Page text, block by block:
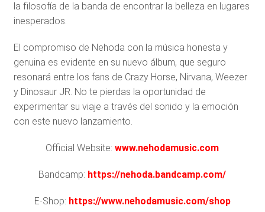
la filosofía de la banda de encontrar la belleza en lugares
inesperados.
El compromiso de Nehoda con la música honesta y
genuina es evidente en su nuevo álbum, que seguro
resonará entre los fans de Crazy Horse, Nirvana, Weezer
y Dinosaur JR. No te pierdas la oportunidad de
experimentar su viaje a través del sonido y la emoción
con este nuevo lanzamiento.
Official Website: www.nehodamusic.com
Bandcamp: https://nehoda.bandcamp.com/
E-Shop: https://www.nehodamusic.com/shop